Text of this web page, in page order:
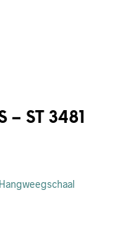
– ST 3481